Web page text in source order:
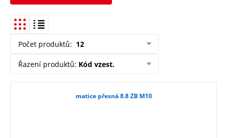
Počet produktů: 12
Řazení produktů: Kód vzest.
matice přesná 8.8 ZB M10